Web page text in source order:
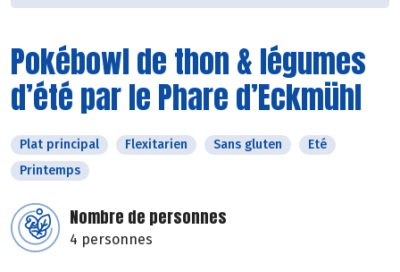
Pokébowl de thon & légumes
d’été par le Phare d’Eckmühl
Plat principal Flexitarien Sans gluten
Eté
Printemps
Nombre de personnes
4 personnes